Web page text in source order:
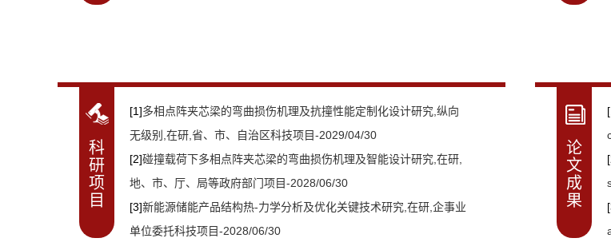
科
研
项
目
[1]多相点阵夹芯梁的弯曲损伤机理及抗撞性能定制化设计研究,纵向
无级别,在研,省、市、自治区科技项目-2029/04/30
[2]碰撞载荷下多相点阵夹芯梁的弯曲损伤机理及智能设计研究,在研,
地、市、厅、局等政府部门项目-2028/06/30
[3]新能源储能产品结构热-力学分析及优化关键技术研究,在研,企事业
单位委托科技项目-2028/06/30
论
文
成
果